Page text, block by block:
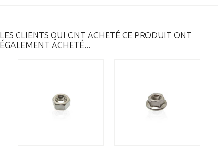
LES CLIENTS QUI ONT ACHETÉ CE PRODUIT ONT
ÉGALEMENT ACHETÉ...